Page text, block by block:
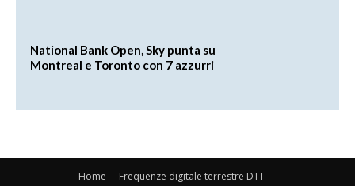
National Bank Open, Sky punta su
Montreal e Toronto con 7 azzurri
Home Frequenze digitale terrestre DTT